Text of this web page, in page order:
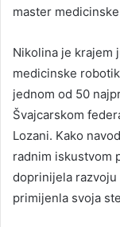
master
Nikolina je krajem
medicinske
jednom od 50
Švajcarskom
Lozani. Kako
radnim iskustvom
doprinijela
primijenla svoja